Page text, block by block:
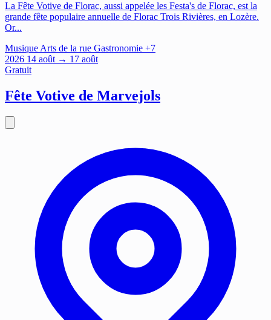
La Fête Votive de Florac, aussi appelée les Festa's de Florac, est la
grande fête populaire annuelle de Florac Trois Rivières, en Lozère.
Or...
Musique Arts de la rue Gastronomie +7
2026 14 août → 17 août
Gratuit
Fête Votive de Marvejols